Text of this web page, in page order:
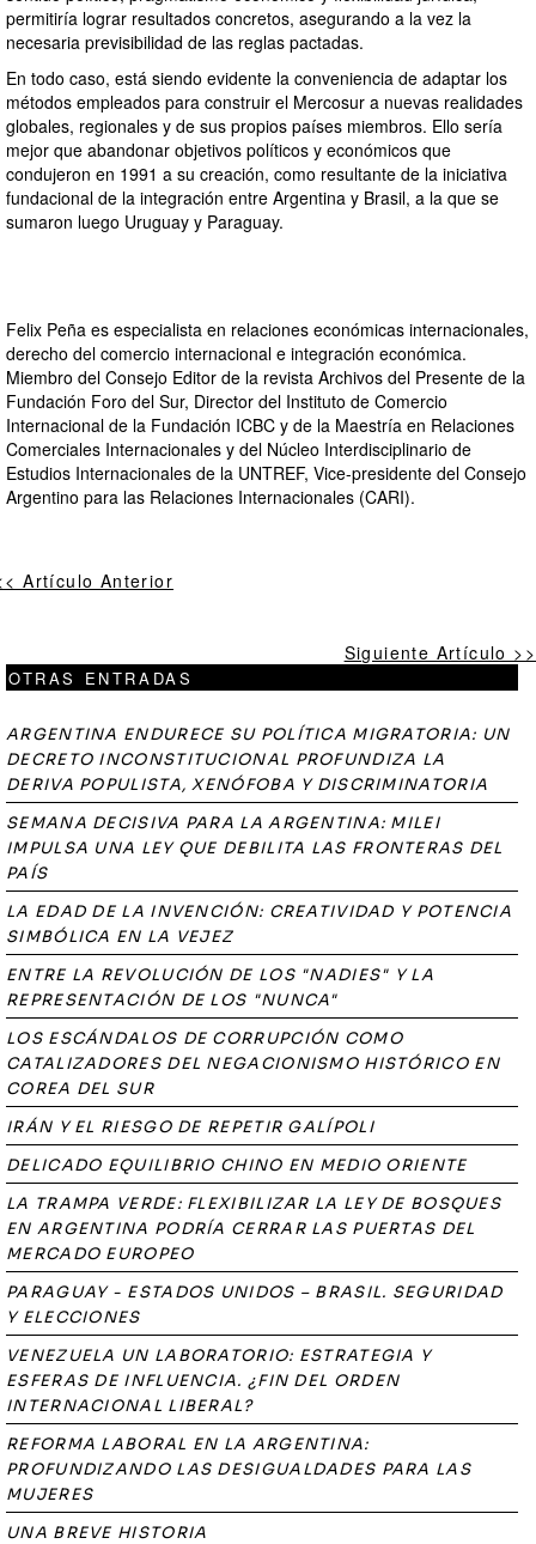
permitiría lograr resultados concretos, asegurando a la vez la
necesaria previsibilidad de las reglas pactadas.
En todo caso, está siendo evidente la conveniencia de adaptar los
métodos empleados para construir el Mercosur a nuevas realidades
globales, regionales y de sus propios países miembros. Ello sería
mejor que abandonar objetivos políticos y económicos que
condujeron en 1991 a su creación, como resultante de la iniciativa
fundacional de la integración entre Argentina y Brasil, a la que se
sumaron luego Uruguay y Paraguay.
Felix Peña es especialista en relaciones económicas internacionales,
derecho del comercio internacional e integración económica.
Miembro del Consejo Editor de la revista Archivos del Presente de la
Fundación Foro del Sur, Director del Instituto de Comercio
Internacional de la Fundación ICBC y de la Maestría en Relaciones
Comerciales Internacionales y del Núcleo Interdisciplinario de
Estudios Internacionales de la UNTREF, Vice-presidente del Consejo
Argentino para las Relaciones Internacionales (CARI).
Artículo Anterior
Siguiente Artículo >>
OTRAS ENTRADAS
ARGENTINA ENDURECE SU POLÍTICA MIGRATORIA: UN
DECRETO INCONSTITUCIONAL PROFUNDIZA LA
DERIVA POPULISTA, XENÓFOBA Y DISCRIMINATORIA
SEMANA DECISIVA PARA LA ARGENTINA: MILEI
IMPULSA UNA LEY QUE DEBILITA LAS FRONTERAS DEL
PAÍS
LA EDAD DE LA INVENCIÓN: CREATIVIDAD Y POTENCIA
SIMBÓLICA EN LA VEJEZ
ENTRE LA REVOLUCIÓN DE LOS "NADIES" Y LA
REPRESENTACIÓN DE LOS "NUNCA"
LOS ESCÁNDALOS DE CORRUPCIÓN COMO
CATALIZADORES DEL NEGACIONISMO HISTÓRICO EN
COREA DEL SUR
IRÁN Y EL RIESGO DE REPETIR GALÍPOLI
DELICADO EQUILIBRIO CHINO EN MEDIO ORIENTE
LA TRAMPA VERDE: FLEXIBILIZAR LA LEY DE BOSQUES
EN ARGENTINA PODRÍA CERRAR LAS PUERTAS DEL
MERCADO EUROPEO
PARAGUAY - ESTADOS UNIDOS – BRASIL. SEGURIDAD
Y ELECCIONES
VENEZUELA UN LABORATORIO: ESTRATEGIA Y
ESFERAS DE INFLUENCIA. ¿FIN DEL ORDEN
INTERNACIONAL LIBERAL?
REFORMA LABORAL EN LA ARGENTINA:
PROFUNDIZANDO LAS DESIGUALDADES PARA LAS
MUJERES
UNA BREVE HISTORIA